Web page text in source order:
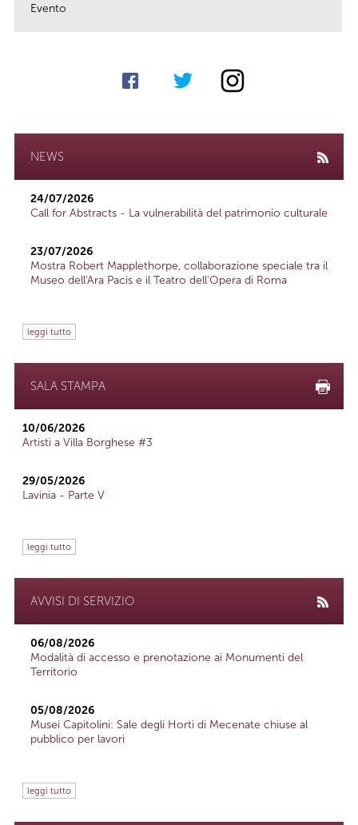
Evento
NEWS
24/07/2026
Call for Abstracts - La vulnerabilità del patrimonio culturale
23/07/2026
Mostra Robert Mapplethorpe, collaborazione speciale tra il
Museo dell'Ara Pacis e il Teatro dell'Opera di Roma
leggi tutto
SALA STAMPA
10/06/2026
Artisti a Villa Borghese #3
29/05/2026
Lavinia - Parte V
leggi tutto
AVVISI DI SERVIZIO
06/08/2026
Modalità di accesso e prenotazione ai Monumenti del
Territorio
05/08/2026
Musei Capitolini: Sale degli Horti di Mecenate chiuse al
pubblico per lavori
leggi tutto